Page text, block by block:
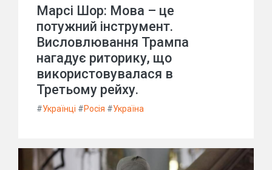
Марсі Шор: Мова – це
потужний інструмент.
Висловлювання Трампа
нагадує риторику, що
використовувалася в
Третьому рейху.
#Українці #Росія #Україна